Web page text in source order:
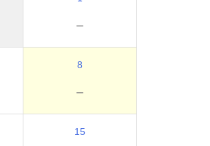
－
8
－
15